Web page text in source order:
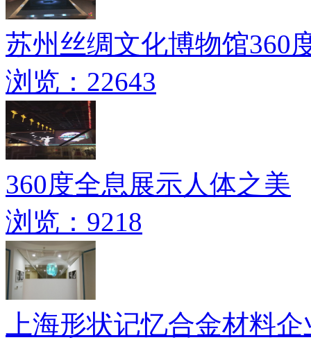
苏州丝绸文化博物馆360
浏览：22643
360度全息展示人体之美
浏览：9218
上海形状记忆合金材料